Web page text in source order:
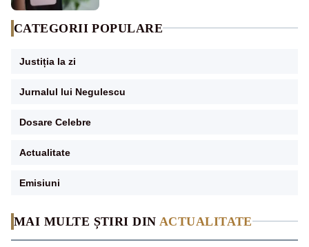
MAI MULTE ȘTIRI DIN ACTUALITATE
CATEGORII POPULARE
Justiția la zi
Jurnalul lui Negulescu
Dosare Celebre
Actualitate
Emisiuni